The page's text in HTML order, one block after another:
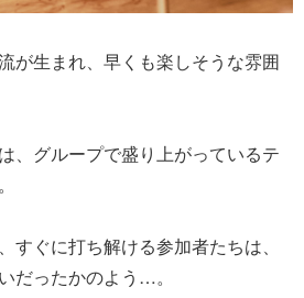
が生まれ、早くも楽しそうな雰囲
、グループで盛り上がっているテ
すぐに打ち解ける参加者たちは、
だったかのよう…。